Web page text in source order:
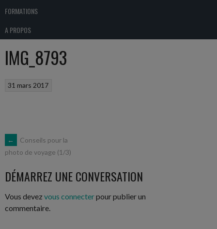
FORMATIONS
A PROPOS
IMG_8793
31 mars 2017
NAVIGATION
DES
ARTICLES
←
Conseils pour la
photo de voyage (1/3)
DÉMARREZ UNE CONVERSATION
Vous devez vous connecterpour publier un
commentaire.